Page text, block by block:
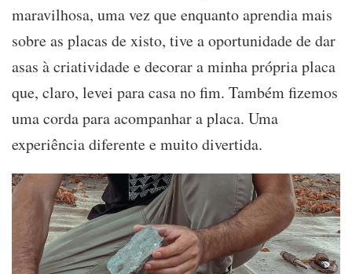
maravilhosa, uma vez que enquanto aprendia mais
sobre as placas de xisto, tive a oportunidade de dar
asas à criatividade e decorar a minha própria placa
que, claro, levei para casa no fim. Também fizemos
uma corda para acompanhar a placa. Uma
experiência diferente e muito divertida.